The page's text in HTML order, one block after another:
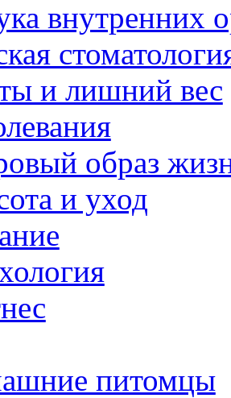
внутренних
и лишний вес
образ
и уход
питомцы